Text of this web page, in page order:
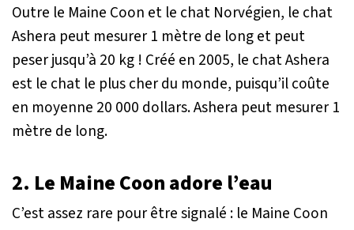
Outre le Maine Coon et le chat Norvégien, le chat
Ashera peut mesurer 1 mètre de long et peut
peser jusqu’à 20 kg ! Créé en 2005, le chat Ashera
est le chat le plus cher du monde, puisqu’il coûte
en moyenne 20 000 dollars. Ashera peut mesurer 1
mètre de long.
2. Le Maine Coon adore l’eau
C’est assez rare pour être signalé : le Maine Coon